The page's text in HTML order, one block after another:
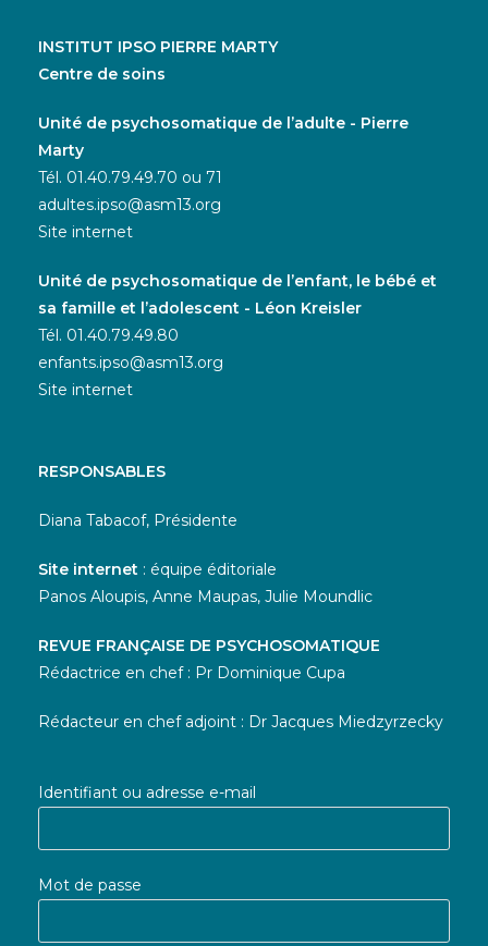
INSTITUT IPSO PIERRE MARTY
Centre de soins
Unité de psychosomatique de l’adulte - Pierre
Marty
Tél. 01.40.79.49.70 ou 71
adultes.ipso@asm13.org
Site internet
Unité de psychosomatique de l’enfant, le bébé et
sa famille et l’adolescent - Léon Kreisler
Tél. 01.40.79.49.80
enfants.ipso@asm13.org
Site internet
RESPONSABLES
Diana Tabacof, Présidente
Site internet : équipe éditoriale
Panos Aloupis, Anne Maupas, Julie Moundlic
REVUE FRANÇAISE DE PSYCHOSOMATIQUE
Rédactrice en chef : Pr Dominique Cupa
Rédacteur en chef adjoint : Dr Jacques Miedzyrzecky
Identifiant ou adresse e-mail
Mot de passe